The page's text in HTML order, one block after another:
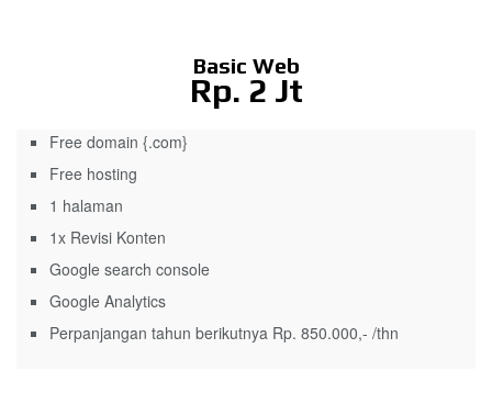
Basic Web
Rp. 2 Jt
Free domain {.com}
Free hosting
1 halaman
1x Revisi Konten
Google search console
Google Analytics
Perpanjangan tahun berikutnya Rp. 850.000,- /thn